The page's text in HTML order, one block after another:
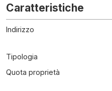
Caratteristiche
Indirizzo
Tipologia
Quota proprietà